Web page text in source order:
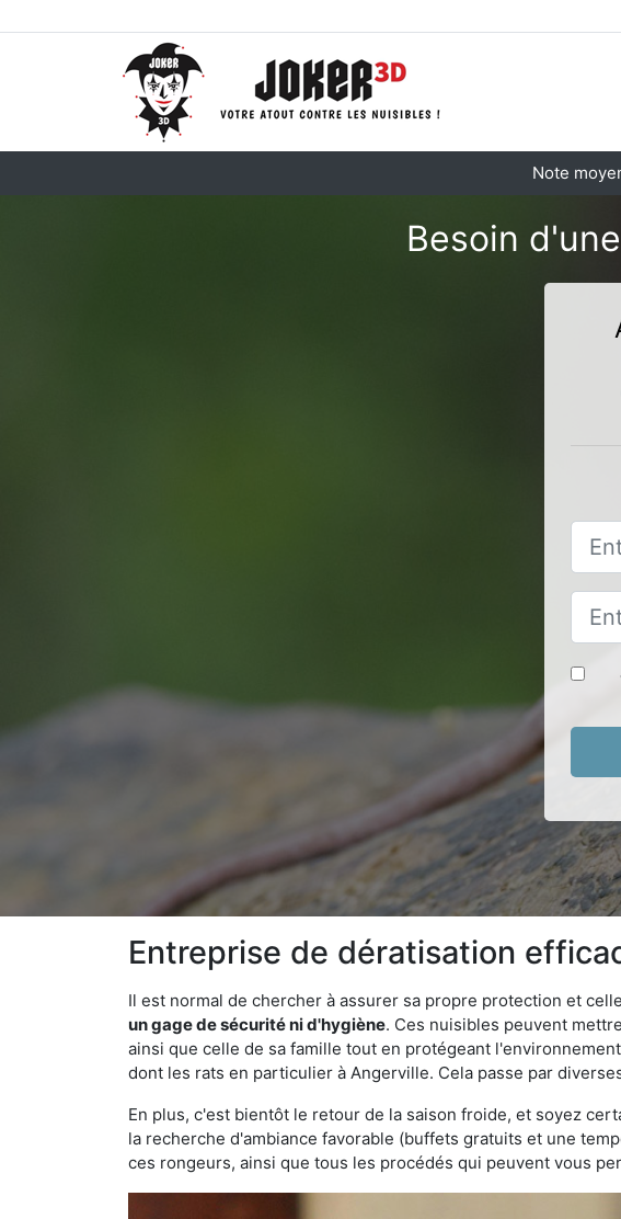
Note
Besoin
Entreprise de dératisation
Il est normal de chercher à assurer sa propre protection et
un gage de sécurité ni d'hygiène. Ces nuisibles peuvent
ainsi que celle de sa famille tout en protégeant
dont les rats en particulier à Angerville. Cela passe par
En plus, c'est bientôt le retour de la saison froide, et soyez
la recherche d'ambiance favorable (buffets gratuits et une
ces rongeurs, ainsi que tous les procédés qui peuvent vous